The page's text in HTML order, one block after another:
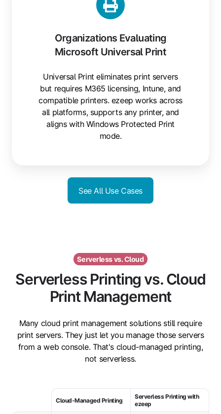
Organizations Evaluating
Microsoft Universal Print
Universal Print eliminates print servers
but requires M365 licensing, Intune, and
compatible printers. ezeep works across
all platforms, supports any printer, and
aligns with Windows Protected Print
mode.
See All Use Cases
Serverless vs. Cloud
Serverless Printing vs. Cloud
Print Management
Many cloud print management solutions still require
print servers. They just let you manage those servers
from a web console. That's cloud-managed printing,
not serverless.
Cloud-Managed Printing
Serverless Printing with
ezeep